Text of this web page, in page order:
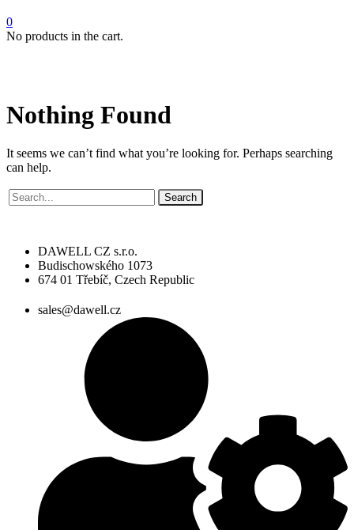
0
No products in the cart.
Nothing Found
It seems we can’t find what you’re looking for. Perhaps searching
can help.
Search
DAWELL CZ s.r.o.
Budischowského 1073
674 01 Třebíč, Czech Republic
sales@dawell.cz